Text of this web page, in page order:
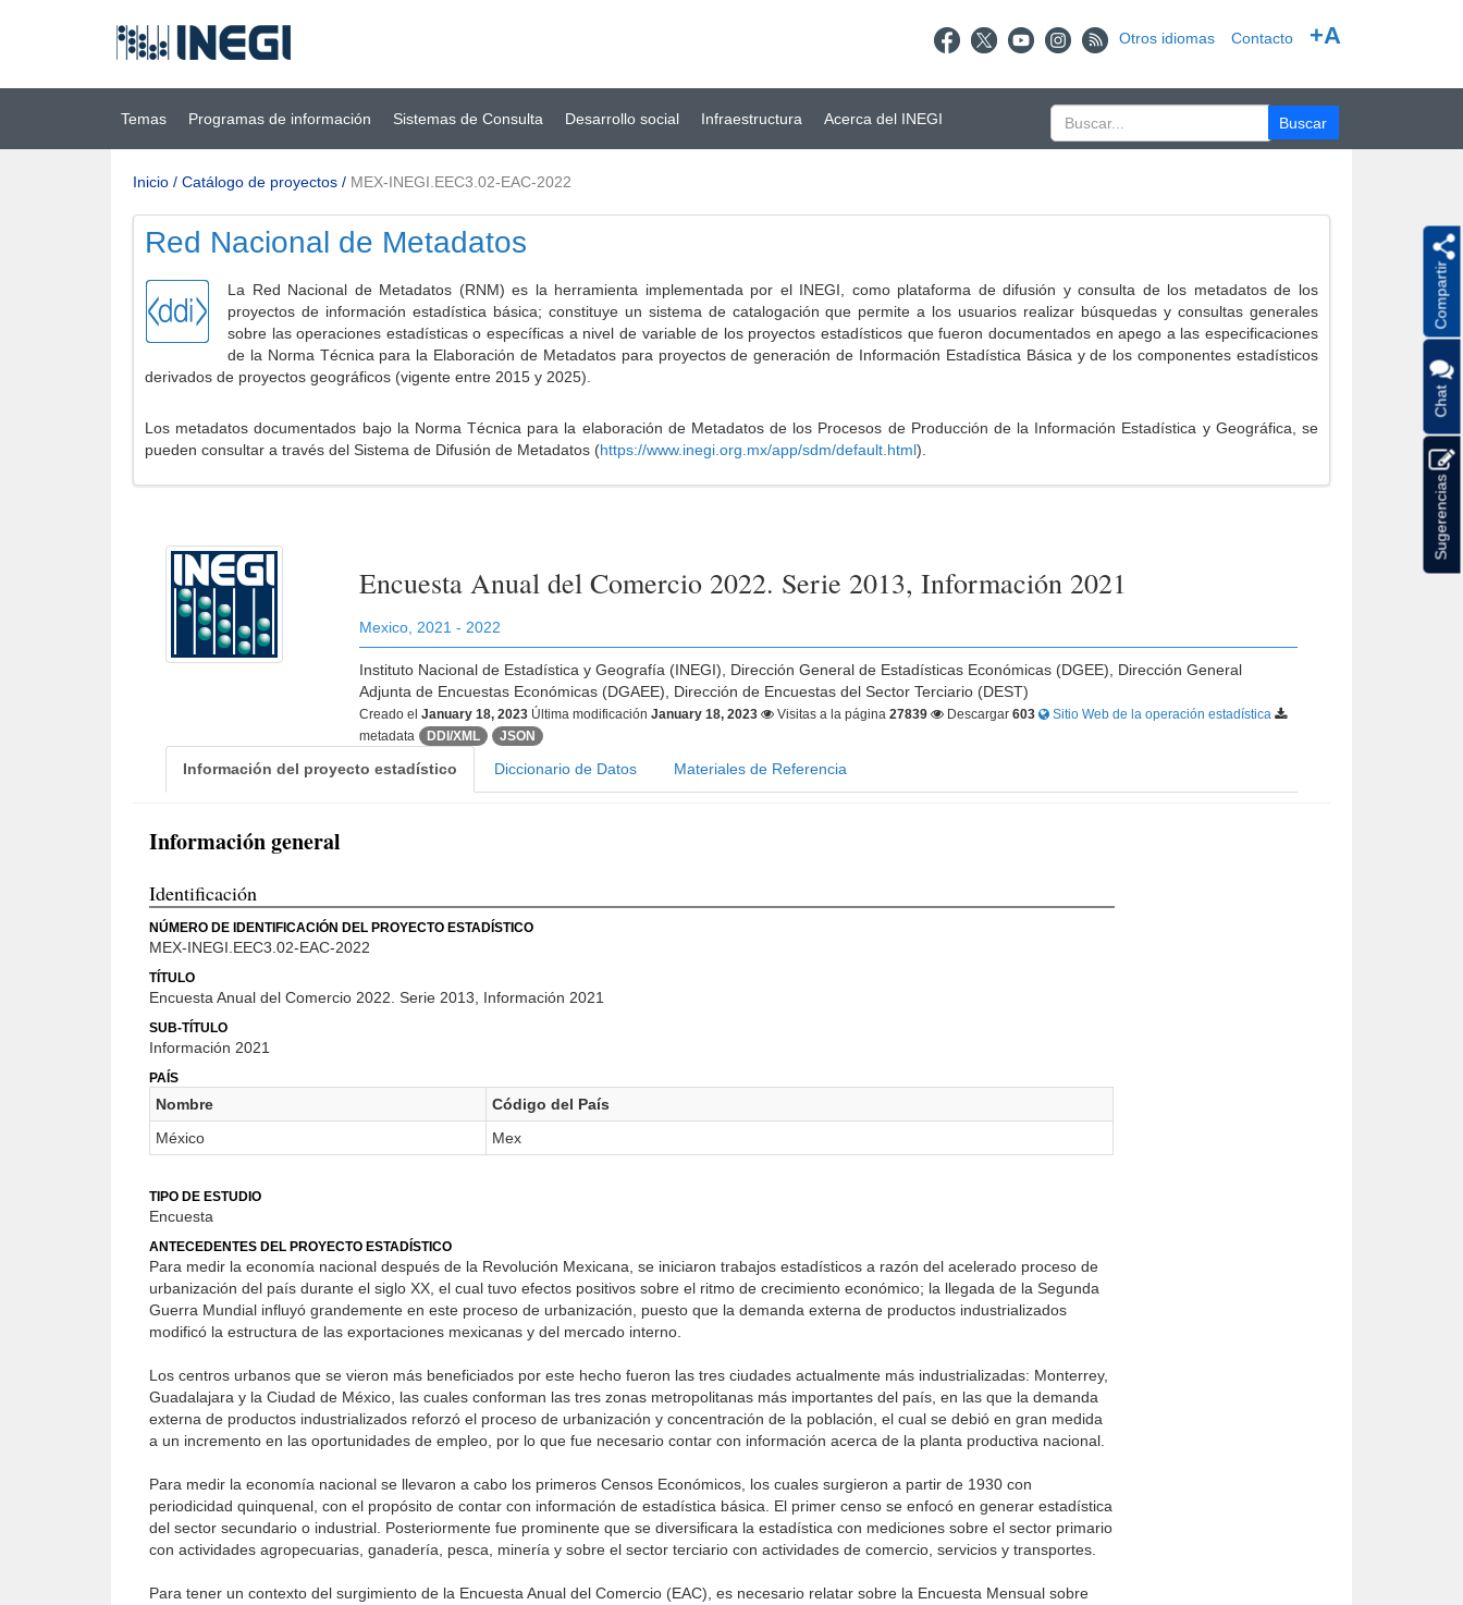
principal
(INEGI) Otros idiomas Contacto +A
Temas Programas de información Sistemas de Consulta Desarrollo social Infraestructura Acerca del INEGI
Inicio / Catálogo de proyectos / MEX-INEGI.EEC3.02-EAC-2022
Red Nacional de Metadatos
La Red Nacional de Metadatos (RNM) es la herramienta implementada por el INEGI, como plataforma de difusión y consulta de los metadatos de los
proyectos de información estadística básica; constituye un sistema de catalogación que permite a los usuarios realizar búsquedas y consultas generales
sobre las operaciones estadísticas o específicas a nivel de variable de los proyectos estadísticos que fueron documentados en apego a las especificaciones
de la Norma Técnica para la Elaboración de Metadatos para proyectos de generación de Información Estadística Básica y de los componentes estadísticos
derivados de proyectos geográficos (vigente entre 2015 y 2025).
Los metadatos documentados bajo la Norma Técnica para la elaboración de Metadatos de los Procesos de Producción de la Información Estadística y Geográfica, se
pueden consultar a través del Sistema de Difusión de Metadatos (https://www.inegi.org.mx/app/sdm/default.html).
Encuesta Anual del Comercio 2022. Serie 2013, Información 2021
Mexico 2021 - 2022
Instituto Nacional de Estadística y Geografía (INEGI), Dirección General de Estadísticas Económicas (DGEE), Dirección General
Adjunta de Encuestas Económicas (DGAEE), Dirección de Encuestas del Sector Terciario (DEST)
Creado elJanuary 18, 2023 Última modificaciónJanuary 18, 2023 Visitas a la página27839 Descargar603
Sitio Web de la operación estadística
metadata
DDI/XML JSON
Información del proyecto estadístico Diccionario de Datos Materiales de Referencia
Información general
Identificación
NÚMERO DE IDENTIFICACIÓN DEL PROYECTO ESTADÍSTICO
MEX-INEGI.EEC3.02-EAC-2022
TÍTULO
Encuesta Anual del Comercio 2022. Serie 2013, Información 2021
SUB-TÍTULO
Información 2021
PAÍS
Nombre
Código del País
México
Mex
TIPO DE ESTUDIO
Encuesta
ANTECEDENTES DEL PROYECTO ESTADÍSTICO
Para medir la economía nacional después de la Revolución Mexicana, se iniciaron trabajos estadísticos a razón del acelerado proceso de
urbanización del país durante el siglo XX, el cual tuvo efectos positivos sobre el ritmo de crecimiento económico; la llegada de la Segunda
Guerra Mundial influyó grandemente en este proceso de urbanización, puesto que la demanda externa de productos industrializados
modificó la estructura de las exportaciones mexicanas y del mercado interno.
Los centros urbanos que se vieron más beneficiados por este hecho fueron las tres ciudades actualmente más industrializadas: Monterrey,
Guadalajara y la Ciudad de México, las cuales conforman las tres zonas metropolitanas más importantes del país, en las que la demanda
externa de productos industrializados reforzó el proceso de urbanización y concentración de la población, el cual se debió en gran medida
a un incremento en las oportunidades de empleo, por lo que fue necesario contar con información acerca de la planta productiva nacional.
Para medir la economía nacional se llevaron a cabo los primeros Censos Económicos, los cuales surgieron a partir de 1930 con
periodicidad quinquenal, con el propósito de contar con información de estadística básica. El primer censo se enfocó en generar estadística
del sector secundario o industrial. Posteriormente fue prominente que se diversificara la estadística con mediciones sobre el sector primario
con actividades agropecuarias, ganadería, pesca, minería y sobre el sector terciario con actividades de comercio, servicios y transportes.
Para tener un contexto del surgimiento de la Encuesta Anual del Comercio (EAC), es necesario relatar sobre la Encuesta Mensual sobre
Compartir
Chat
Sugerencias